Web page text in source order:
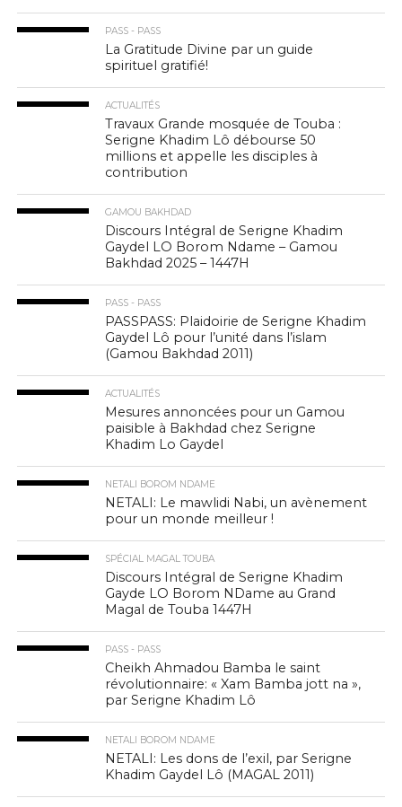
PASS - PASS
La Gratitude Divine par un guide
spirituel gratifié!
ACTUALITÉS
Travaux Grande mosquée de Touba :
Serigne Khadim Lô débourse 50
millions et appelle les disciples à
contribution
GAMOU BAKHDAD
Discours Intégral de Serigne Khadim
Gaydel LO Borom Ndame – Gamou
Bakhdad 2025 – 1447H
PASS - PASS
PASSPASS: Plaidoirie de Serigne Khadim
Gaydel Lô pour l’unité dans l’islam
(Gamou Bakhdad 2011)
ACTUALITÉS
Mesures annoncées pour un Gamou
paisible à Bakhdad chez Serigne
Khadim Lo Gaydel
NETALI BOROM NDAME
NETALI: Le mawlidi Nabi, un avènement
pour un monde meilleur !
SPÉCIAL MAGAL TOUBA
Discours Intégral de Serigne Khadim
Gayde LO Borom NDame au Grand
Magal de Touba 1447H
PASS - PASS
Cheikh Ahmadou Bamba le saint
révolutionnaire: « Xam Bamba jott na »,
par Serigne Khadim Lô
NETALI BOROM NDAME
NETALI: Les dons de l’exil, par Serigne
Khadim Gaydel Lô (MAGAL 2011)